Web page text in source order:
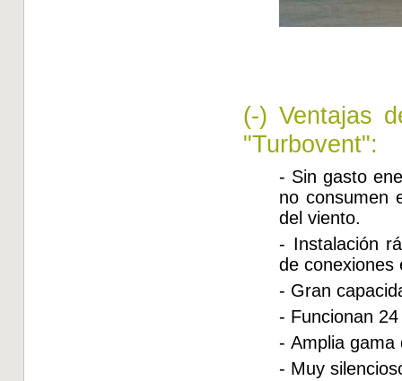
(-) Ventajas
"Turbovent":
- Sin gasto
no consumen
del viento.
- Instalación
de conexiones
- Gran
- Funcionan
- Amplia gama
- Muy